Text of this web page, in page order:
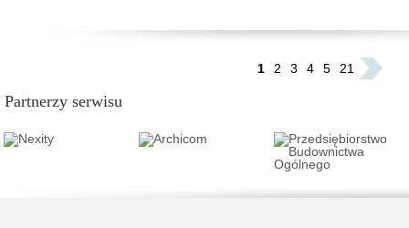
1 2 3 4 5 21
Partnerzy serwisu